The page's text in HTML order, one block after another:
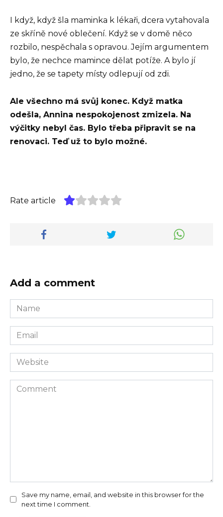
I když, když šla maminka k lékaři, dcera vytahovala
ze skříně nové oblečení. Když se v domě něco
rozbilo, nespěchala s opravou. Jejím argumentem
bylo, že nechce mamince dělat potíže. A bylo jí
jedno, že se tapety místy odlepují od zdi.
Ale všechno má svůj konec. Když matka
odešla, Annina nespokojenost zmizela. Na
výčitky nebyl čas. Bylo třeba připravit se na
renovaci. Teď už to bylo možné.
Rate article
Add a comment
Name
*
Email
*
Website
Comment
Save my name, email, and website in this browser for the
next time I comment.